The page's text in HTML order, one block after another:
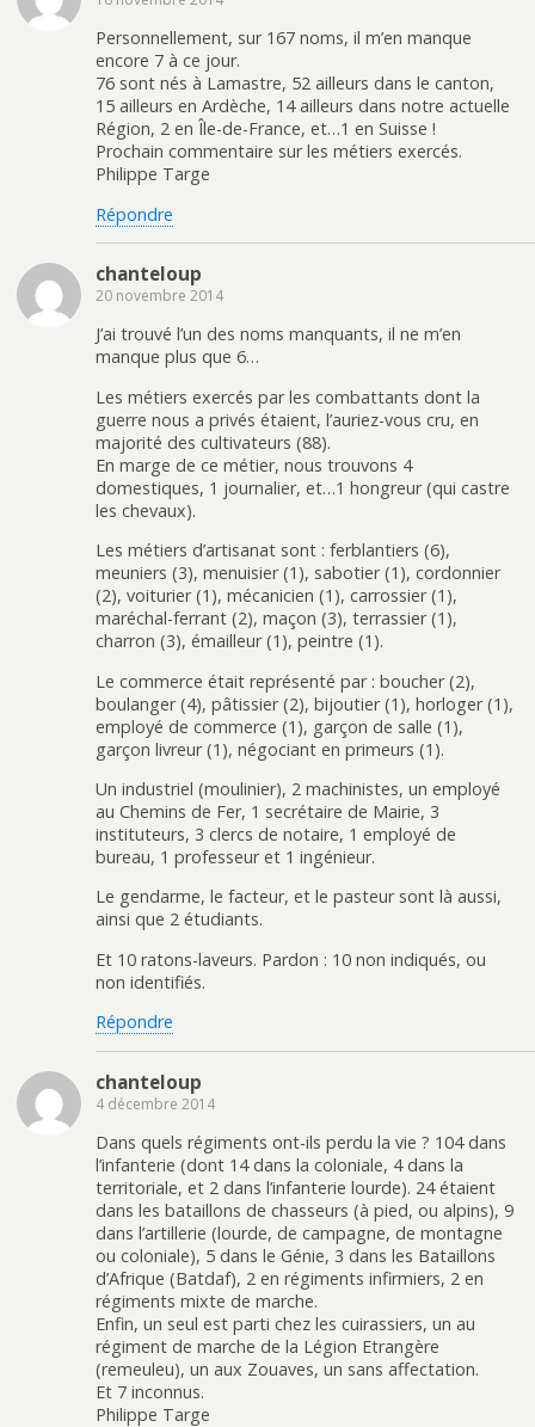
Personnellement, sur 167 noms, il m’en manque
encore 7 à ce jour.
76 sont nés à Lamastre, 52 ailleurs dans le canton,
15 ailleurs en Ardèche, 14 ailleurs dans notre actuelle
Région, 2 en Île-de-France, et…1 en Suisse !
Prochain commentaire sur les métiers exercés.
Philippe Targe
Répondre
chanteloup
20 novembre 2014
J’ai trouvé l’un des noms manquants, il ne m’en
manque plus que 6…
Les métiers exercés par les combattants dont la
guerre nous a privés étaient, l’auriez-vous cru, en
majorité des cultivateurs (88).
En marge de ce métier, nous trouvons 4
domestiques, 1 journalier, et…1 hongreur (qui castre
les chevaux).
Les métiers d’artisanat sont : ferblantiers (6),
meuniers (3), menuisier (1), sabotier (1), cordonnier
(2), voiturier (1), mécanicien (1), carrossier (1),
maréchal-ferrant (2), maçon (3), terrassier (1),
charron (3), émailleur (1), peintre (1).
Le commerce était représenté par : boucher (2),
boulanger (4), pâtissier (2), bijoutier (1), horloger (1),
employé de commerce (1), garçon de salle (1),
garçon livreur (1), négociant en primeurs (1).
Un industriel (moulinier), 2 machinistes, un employé
au Chemins de Fer, 1 secrétaire de Mairie, 3
instituteurs, 3 clercs de notaire, 1 employé de
bureau, 1 professeur et 1 ingénieur.
Le gendarme, le facteur, et le pasteur sont là aussi,
ainsi que 2 étudiants.
Et 10 ratons-laveurs. Pardon : 10 non indiqués, ou
non identifiés.
Répondre
chanteloup
4 décembre 2014
Dans quels régiments ont-ils perdu la vie ? 104 dans
l’infanterie (dont 14 dans la coloniale, 4 dans la
territoriale, et 2 dans l’infanterie lourde). 24 étaient
dans les bataillons de chasseurs (à pied, ou alpins), 9
dans l’artillerie (lourde, de campagne, de montagne
ou coloniale), 5 dans le Génie, 3 dans les Bataillons
d’Afrique (Batdaf), 2 en régiments infirmiers, 2 en
régiments mixte de marche.
Enfin, un seul est parti chez les cuirassiers, un au
régiment de marche de la Légion Etrangère
(remeuleu), un aux Zouaves, un sans affectation.
Et 7 inconnus.
Philippe Targe